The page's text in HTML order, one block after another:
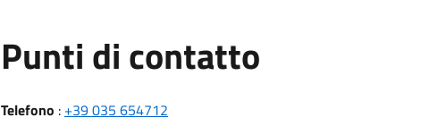
Punti di contatto
Telefono : +39 035 654712